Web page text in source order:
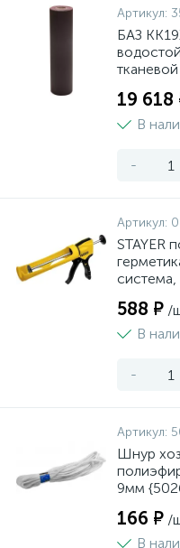
Артикул:
БАЗ
19 618
В
-
Артикул:
STAYER
588 ₽ /
В
-
Артикул:
Шнур
9мм
166 ₽ /
В